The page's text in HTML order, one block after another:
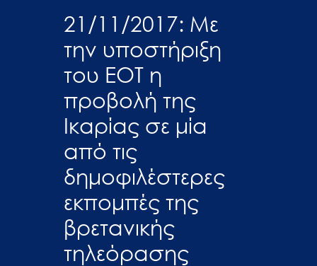
21/11/2017: Με
την υποστήριξη
του ΕΟΤ η
προβολή της
Ικαρίας σε μία
από τις
δημοφιλέστερες
εκπομπές της
βρετανικής
τηλεόρασης